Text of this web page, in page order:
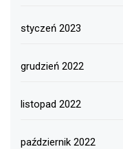
styczeń 2023
grudzień 2022
listopad 2022
październik 2022